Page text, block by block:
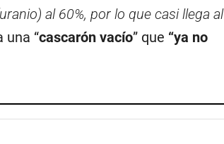
al 60%, por lo que casi llega al
una “cascarón vacío” que “ya no